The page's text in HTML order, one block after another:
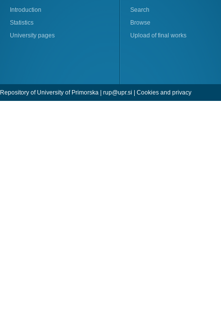
Introduction
Statistics
University pages
Search
Browse
Upload of final works
Repository of University of Primorska | rup@upr.si | Cookies and privacy